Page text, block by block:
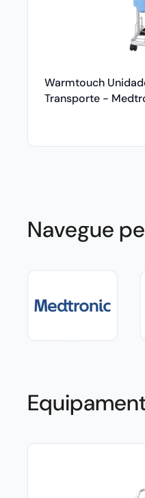
Warmtouch
Transporte -
Navegue